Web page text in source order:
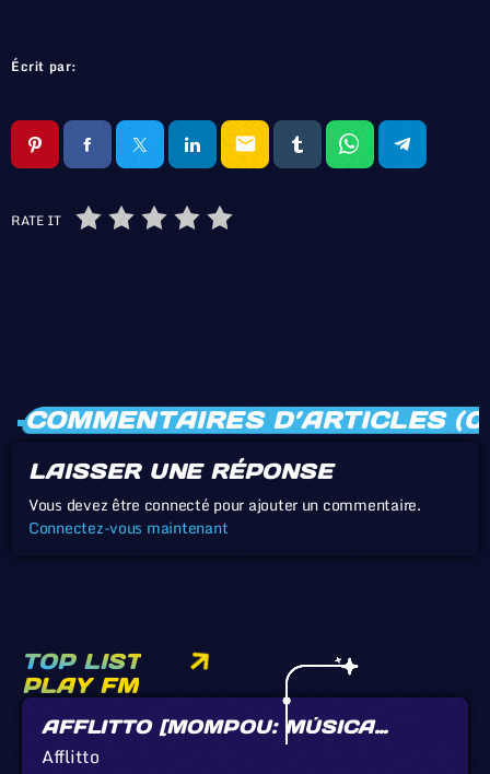
Écrit par:
email
RATE IT
COMMENTAIRES D’ARTICLES
LAISSER UNE RÉPONSE
Vous devez être connecté pour ajouter un commentaire.
Connectez-vous maintenant
TOP LIST
PLAY FM
AFFLITTO [MOMPOU: MÚSICA
CALLADA]
Afflitto